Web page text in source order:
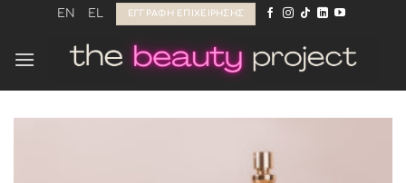
Μετάβαση
περιεχόμενο
EN EL ΕΓΓΡΑΦΉ ΕΠΙΧΕΊΡΗΣΗΣ